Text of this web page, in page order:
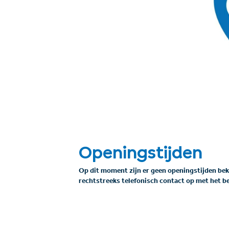
Openingstijden
Op dit moment zijn er geen openingstijden
rechtstreeks telefonisch contact op met het